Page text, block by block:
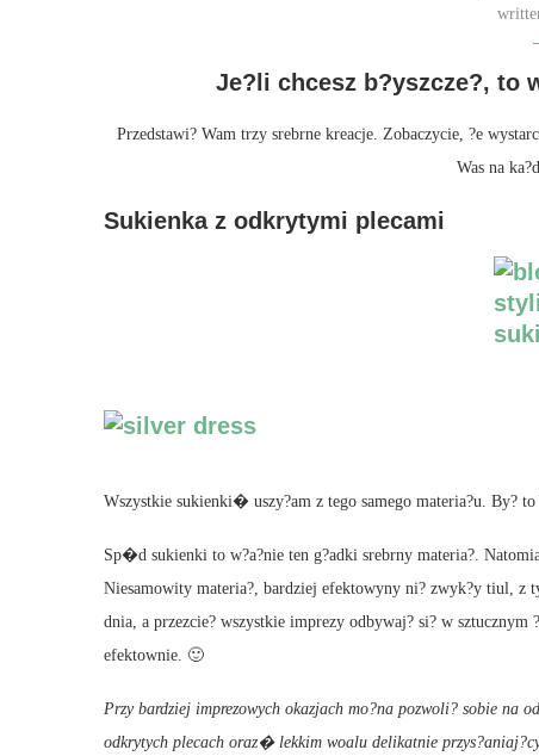
Je?li chcesz b?yszcze?, to
Przedstawi? Wam trzy srebrne kreacje. Zobaczycie, ?e
Was na
Sukienka z odkrytymi plecami
Wszystkie sukienki� uszy?am z tego samego materia?u. By?
Sp�d sukienki to w?a?nie ten g?adki srebrny materia?.
Niesamowity materia?, bardziej efektowyny ni? zwyk?y tiul, z
dnia, a przezcie? wszystkie imprezy odbywaj? si? w
efektownie. 🙂
Przy bardziej imprezowych okazjach mo?na pozwoli? sobie
odkrytych plecach oraz� lekkim woalu delikatnie